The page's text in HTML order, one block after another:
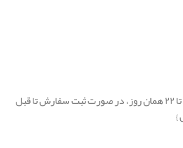
ارسال سفارش بین ساعات ۱۶:۳۰ تا ۲۲ همان روز، در صورت ثبت سفارش تا قبل